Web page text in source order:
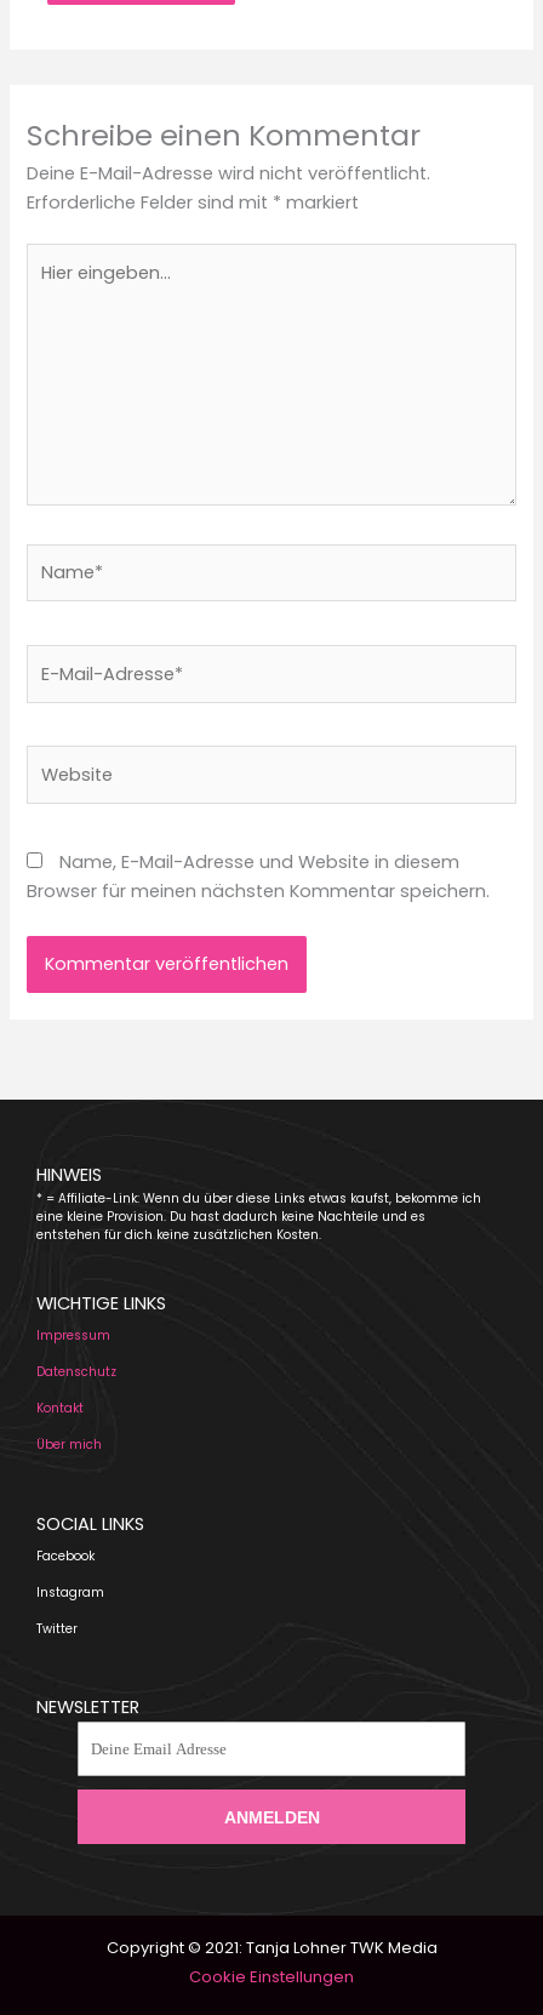
Schreibe einen Kommentar
Deine E-Mail-Adresse wird nicht veröffentlicht.
Erforderliche Felder sind mit * markiert
eingeben…
Mail-
Name, E-Mail-Adresse und Website in diesem
Browser für meinen nächsten Kommentar speichern.
HINWEIS
* = Affiliate-Link: Wenn du über diese Links etwas kaufst, bekomme ich
eine kleine Provision. Du hast dadurch keine Nachteile und es
entstehen für dich keine zusätzlichen Kosten.
WICHTIGE LINKS
Impressum
Datenschutz
Kontakt
Über mich
SOCIAL LINKS
Facebook
Instagram
Twitter
NEWSLETTER
ANMELDEN
Copyright © 2021: Tanja Lohner TWK Media
Cookie Einstellungen